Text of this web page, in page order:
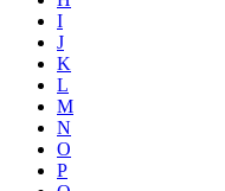
I
J
K
L
M
N
O
P